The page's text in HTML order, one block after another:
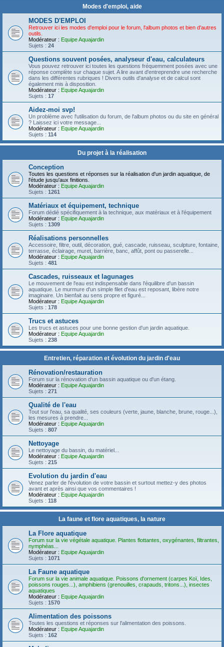
Modes d'emploi, aide
MODES D'EMPLOI
Retrouver ici les modes d'emploi pour le forum, l'album photos et bien d'autres
outils.
Modérateur : Equipe Aquajardin
Sujets : 24
Questions souvent posées, analyseur d'eau, calculateurs
Vous pouvez retrouver ici toutes les questions fréquemment posées avec une
réponse complète sur chaque sujet. A lire avant d'entreprendre une recherche
dans les différentes rubriques ! Divers outils d'analyse et de calcul sont
également mis à disposition.
Modérateur : Equipe Aquajardin
Sujets : 17
Aidez-moi svp!
Un problème avec l'utilisation du forum, de l'album photos ou du site en général
? Laissez ici votre message...
Modérateur : Equipe Aquajardin
Sujets : 114
Du projet à la réalisation
Conception
Toutes les questions et réponses sur la réalisation d'un jardin aquatique, de
l'étude jusqu'aux finitions.
Modérateur : Equipe Aquajardin
Sujets : 1261
Matériaux et équipement, technique
Forum dédié spécifiquement à la technique, aux matériaux et à l'équipement
Modérateur : Equipe Aquajardin
Sujets : 1309
Réalisations personnelles
Accessoire, filtre, outil, décoration, gué, cascade, ruisseau, sculpture, fontaine,
terrasse, éclairage, muret, barrière, banc, affût, pont ou passerelle...
Modérateur : Equipe Aquajardin
Sujets : 481
Cascades, ruisseaux et lagunages
Le mouvement de l'eau est indispensable dans l'équilibre d'un bassin
aquatique. Le murmure d'un simple filet d'eau est reposant, libère notre
imaginaire. Un bienfait au sens propre et figuré...
Modérateur : Equipe Aquajardin
Sujets : 178
Trucs et astuces
Les trucs et astuces pour une bonne gestion d'un jardin aquatique.
Modérateur : Equipe Aquajardin
Sujets : 238
Entretien, réparation et évolution du jardin d'eau
Rénovation/restauration
Forum sur la rénovation d'un bassin aquatique ou d'un étang.
Modérateur : Equipe Aquajardin
Sujets : 271
Qualité de l'eau
Tout sur l'eau, sa qualité, ses couleurs (verte, jaune, blanche, brune, rouge...),
les mesures à prendre...
Modérateur : Equipe Aquajardin
Sujets : 807
Nettoyage
Le nettoyage du bassin, du matériel...
Modérateur : Equipe Aquajardin
Sujets : 215
Evolution du jardin d'eau
Venez parler de l'évolution de votre bassin et surtout mettez-y des photos
avant et après ainsi que vos commentaires !
Modérateur : Equipe Aquajardin
Sujets : 118
La faune et flore aquatiques, la nature
La Flore aquatique
Forum sur la vie végétale aquatique. Plantes flottantes, oxygénantes, filtrantes,
nymphéas...
Modérateur : Equipe Aquajardin
Sujets : 1071
La Faune aquatique
Forum sur la vie animale aquatique. Poissons d'ornement (carpes Koï, Ides,
poissons rouges...), amphibiens (grenouilles, crapauds, tritons...), insectes
aquatiques
Modérateur : Equipe Aquajardin
Sujets : 1570
Alimentation des poissons
Toutes les questions et réponses sur l'alimentation des poissons.
Modérateur : Equipe Aquajardin
Sujets : 162